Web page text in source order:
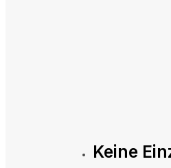
Keine